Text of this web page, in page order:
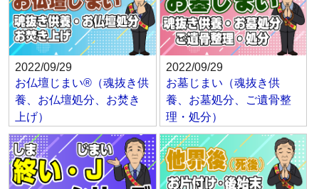
2022/09/29
お仏壇じまい®（魂抜き供
養、お仏壇処分、お焚き
上げ）
2022/09/29
お墓じまい（魂抜き供
養、お墓処分、ご遺骨整
理・処分）